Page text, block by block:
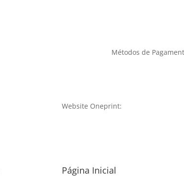
Métodos de
Website Oneprint:
Página Inicial